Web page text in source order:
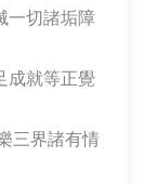
一切諸垢障
成就等正覺
三界諸有情